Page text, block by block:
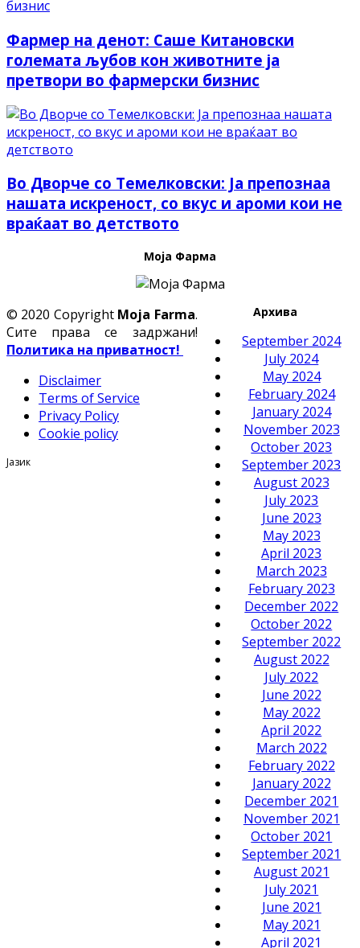
Фармер на денот: Саше Китановски
големата љубов кон животните ја
претвори во фармерски бизнис
Во Дворче со Темелковски: Ја препознаа
нашата искреност, со вкус и ароми кои не
враќаат во детството
Моја Фарма
Архива
September 2024
July 2024
May 2024
February 2024
January 2024
November 2023
October 2023
September 2023
August 2023
July 2023
June 2023
May 2023
April 2023
March 2023
February 2023
December 2022
October 2022
September 2022
August 2022
July 2022
June 2022
May 2022
April 2022
March 2022
February 2022
January 2022
December 2021
November 2021
October 2021
September 2021
August 2021
July 2021
June 2021
May 2021
April 2021
© 2020 Copyright Moja Farma.
Сите права се задржани!
Политика на приватност!
Disclaimer
Terms of Service
Privacy Policy
Cookie policy
Јазик